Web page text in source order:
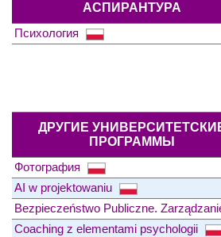
АСПИРАНТУРА
Психология
ДРУГИЕ
ПРОГРАММЫ
Фотография
AI w projektowaniu
Bezpieczeństwo Publiczne.
Coaching z elementami psychologii